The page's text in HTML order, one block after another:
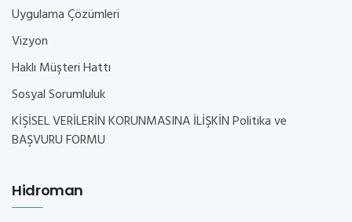
Uygulama Çözümleri
Vizyon
Haklı Müşteri Hattı
Sosyal Sorumluluk
KİŞİSEL VERİLERİN KORUNMASINA İLİŞKİN Politika ve
BAŞVURU FORMU
Hidroman